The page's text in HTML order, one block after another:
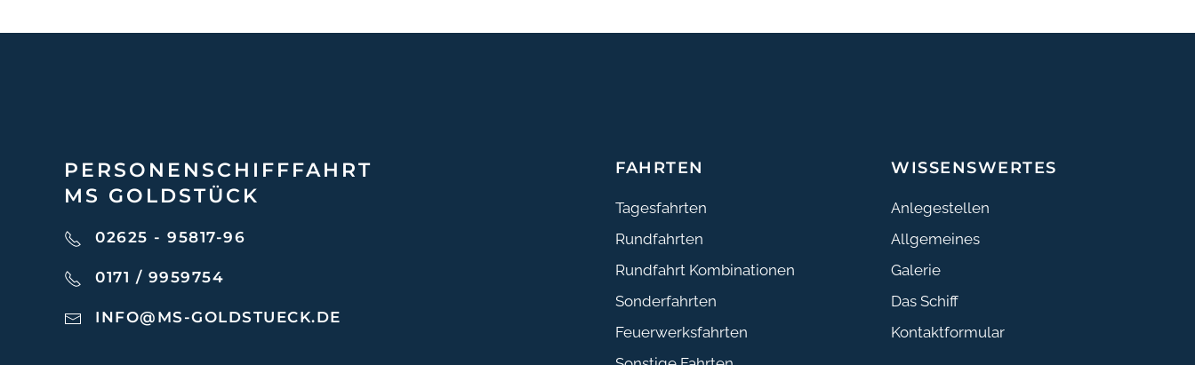
PERSONEN­SCHIFF­FAHRT
MS GOLDSTÜCK
02625 - 95817-96
0171 / 9959754
INFO@MS-GOLDSTUECK.DE
FAHRTEN
Tagesfahrten
Rundfahrten
Rundfahrt Kombinationen
Sonderfahrten
Feuerwerksfahrten
WISSENSWERTES
Anlegestellen
Allgemeines
Galerie
Das Schiff
Kontaktformular